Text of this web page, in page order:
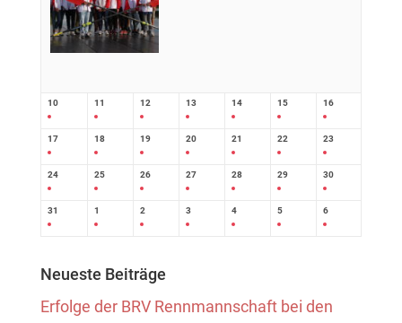
10 11 12 13 14 15 16
17 18 19 20 21 22 23
24 25 26 27 28 29 30
31 1 2 3 4 5 6
Neueste Beiträge
Erfolge der BRV Rennmannschaft bei den